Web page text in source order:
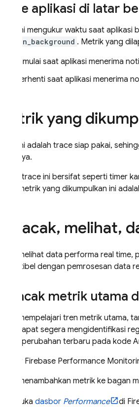
Trace aplikasi di latar
Trace ini mengukur waktu saat
_app_in_background . Metrik yang
Dimulai saat aplikasi menerima
Berhenti saat aplikasi menerima
Metrik yang
Trace ini adalah trace siap pakai,
dalamnya.
Semua trace ini bersifat seperti timer
Nama metrik yang dikumpulkan ini
Melacak, melihat,
Untuk melihat data performa real
kompatibel dengan pemrosesan data
Melacak metrik utama
Untuk mempelajari tren metrik utama,
Anda dapat segera mengidentifikasi
bahwa perubahan terbaru pada kode
Dasbor Firebase Performance
Untuk menambahkan metrik ke bagan
Buka dasbor Performance di